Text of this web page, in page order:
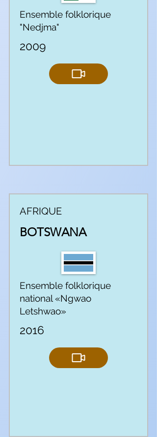
Ensemble folklorique
"Nedjma"
2009
AFRIQUE
BOTSWANA
Ensemble folklorique
national «Ngwao
Letshwao»
2016